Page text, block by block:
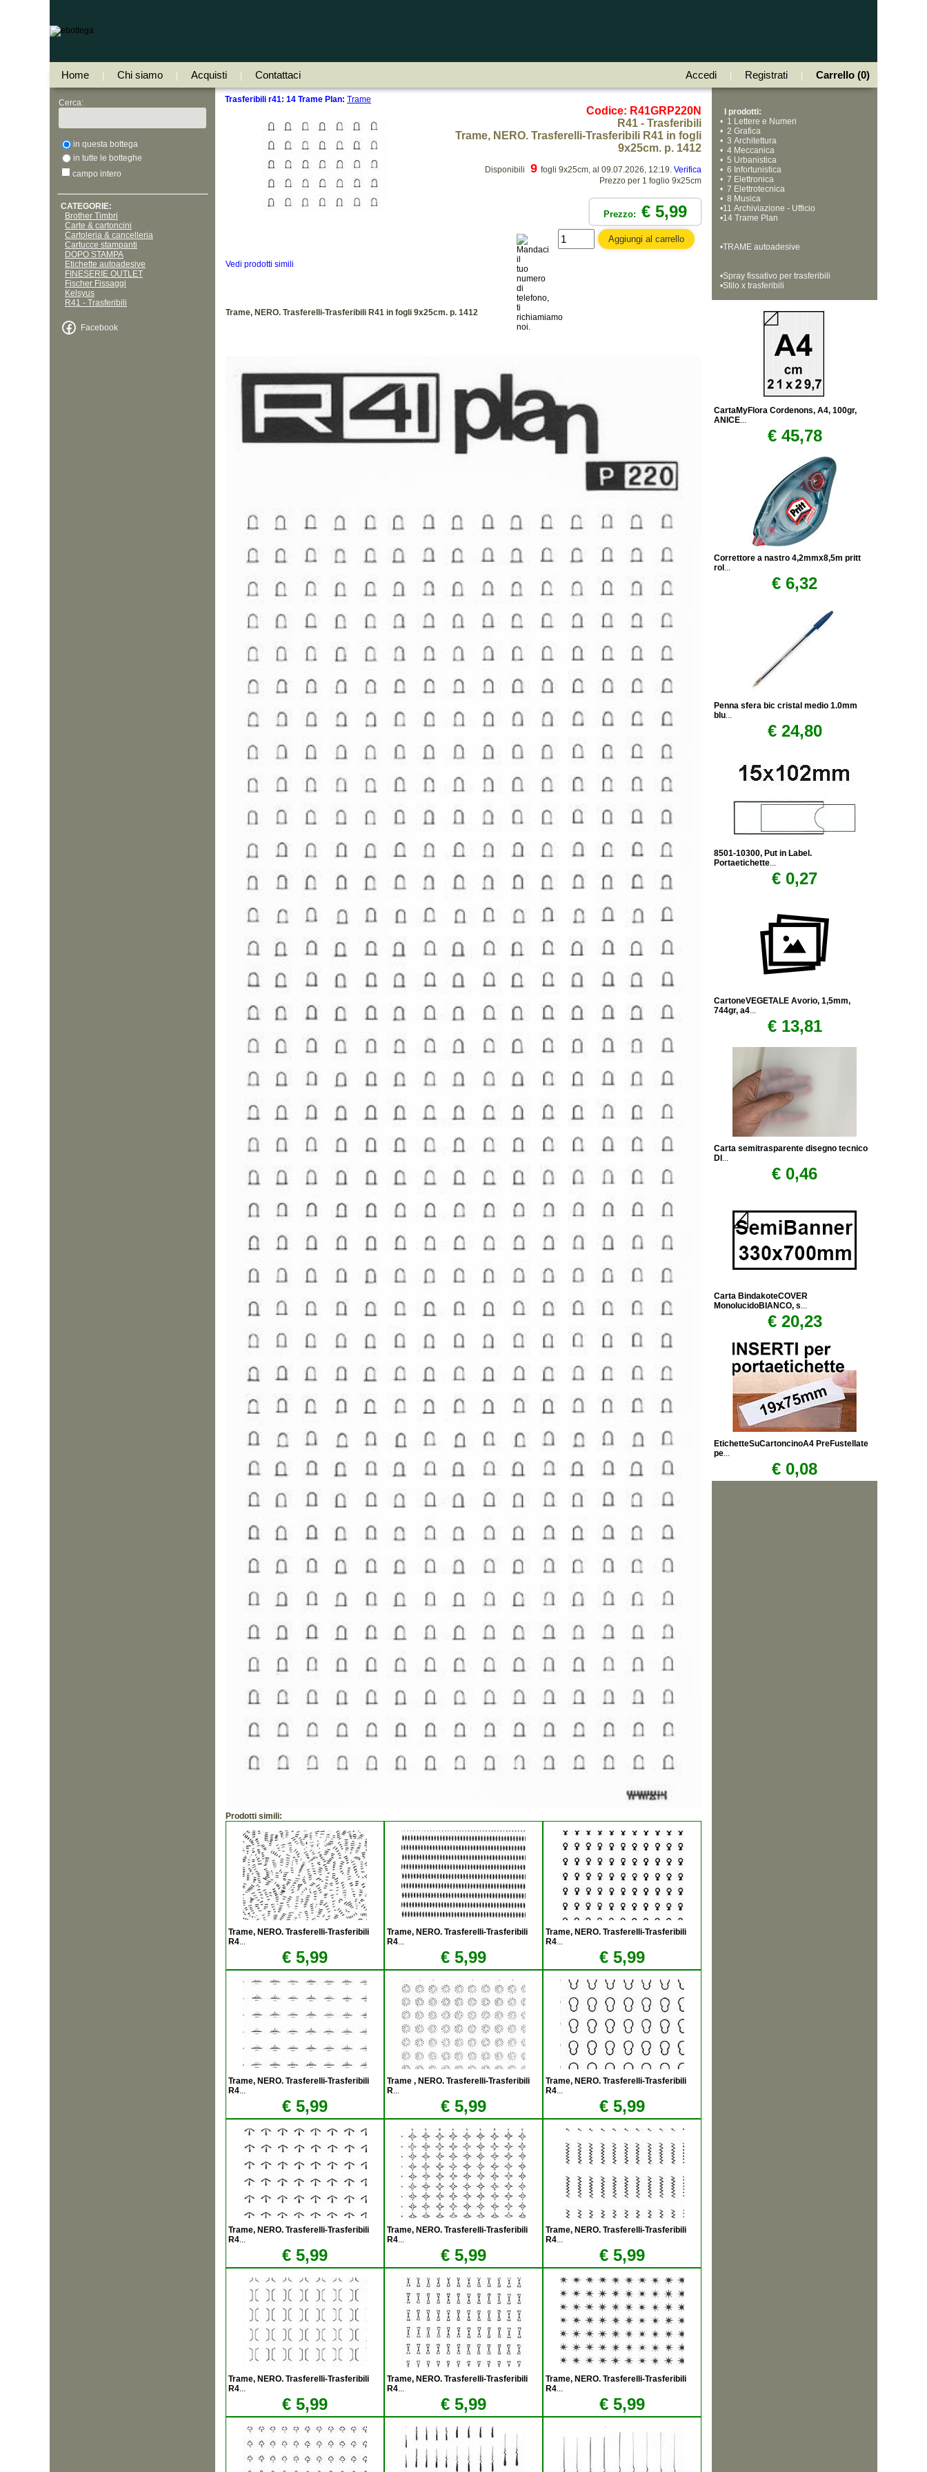
Home Chi siamo Acquisti Contattaci Accedi Registrati Carrello (0)
Cerca:
in questa bottega
in tutte le botteghe
campo intero
CATEGORIE:
Brother Timbri
Carte & cartoncini
Cartoleria & cancelleria
Cartucce stampanti
DOPO STAMPA
Etichette autoadesive
FINESERIE OUTLET
Fischer Fissaggi
Kelsyus
R41 - Trasferibili
Facebook
Trasferibili r41: 14 Trame Plan: Trame
Codice: R41GRP220N
R41 - Trasferibili
Trame, NERO. Trasferelli-Trasferibili R41 in fogli
9x25cm. p. 1412
Disponibili 9 fogli 9x25cm, al 09.07.2026, 12:19. Verifica
Prezzo per 1 foglio 9x25cm
Prezzo: € 5,99
Vedi prodotti simili
Trame, NERO. Trasferelli-Trasferibili R41 in fogli 9x25cm. p. 1412
Prodotti simili:
Trame, NERO. Trasferelli-Trasferibili
R4...
€ 5,99
Trame, NERO. Trasferelli-Trasferibili
R4...
€ 5,99
Trame, NERO. Trasferelli-Trasferibili
R4...
€ 5,99
Trame, NERO. Trasferelli-Trasferibili
R4...
€ 5,99
Trame , NERO. Trasferelli-Trasferibili
R...
€ 5,99
Trame, NERO. Trasferelli-Trasferibili
R4...
€ 5,99
Trame, NERO. Trasferelli-Trasferibili
R4...
€ 5,99
Trame, NERO. Trasferelli-Trasferibili
R4...
€ 5,99
Trame, NERO. Trasferelli-Trasferibili
R4...
€ 5,99
Trame, NERO. Trasferelli-Trasferibili
R4...
€ 5,99
Trame, NERO. Trasferelli-Trasferibili
R4...
€ 5,99
Trame, NERO. Trasferelli-Trasferibili
R4...
€ 5,99
I prodotti:
• 1 Lettere e Numeri
• 2 Grafica
• 3 Architettura
• 4 Meccanica
• 5 Urbanistica
• 6 Infortunistica
• 7 Elettronica
• 7 Elettrotecnica
• 8 Musica
•11 Archiviazione - Ufficio
•14 Trame Plan
•TRAME autoadesive
•Spray fissativo per trasferibili
•Stilo x trasferibili
CartaMyFlora Cordenons, A4, 100gr,
ANICE...
€ 45,78
Correttore a nastro 4,2mmx8,5m pritt
rol ...
€ 6,32
Penna sfera bic cristal medio 1.0mm
blu...
€ 24,80
8501-10300, Put in Label.
Portaetichette...
€ 0,27
CartoneVEGETALE Avorio, 1,5mm,
744gr, a4...
€ 13,81
Carta semitrasparente disegno tecnico
DI ...
€ 0,46
Carta BindakoteCOVER
MonolucidoBIANCO, s...
€ 20,23
EtichetteSuCartoncinoA4 PreFustellate
pe...
€ 0,08